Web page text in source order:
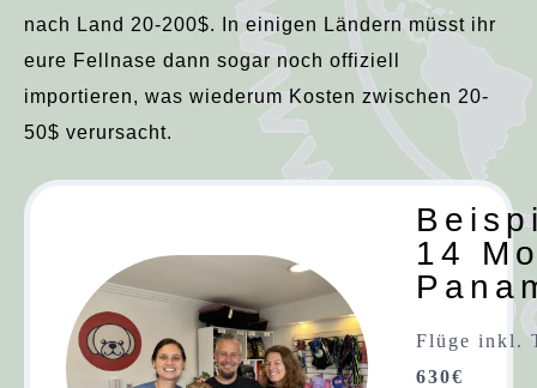
nach Land 20-200$. In einigen Ländern müsst ihr
eure Fellnase dann sogar noch offiziell
importieren, was wiederum Kosten zwischen 20-
50$ verursacht.
14
Flüge inkl.
630€